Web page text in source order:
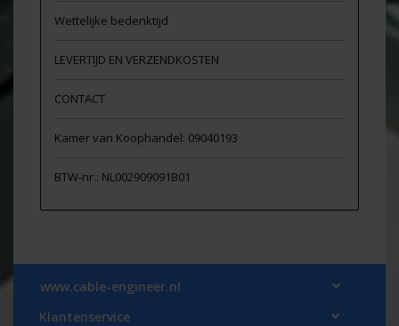
Wettelijke bedenktijd
LEVERTIJD EN VERZENDKOSTEN
CONTACT
Kamer van Koophandel: 09040193
BTW-nr.: NL002909091B01
www.cable-engineer.nl
Klantenservice